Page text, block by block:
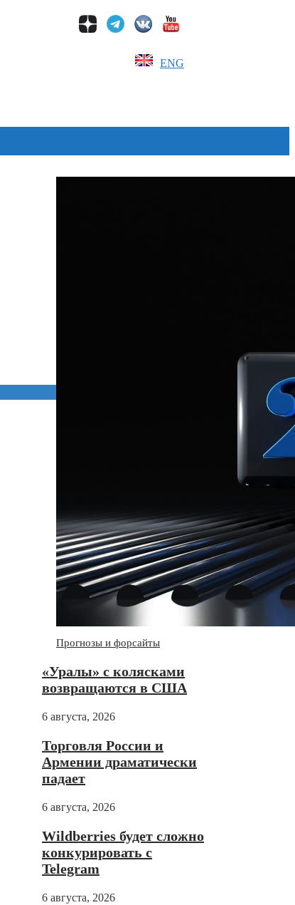
ENG
Прогнозы и форсайты
«Уралы» с колясками
возвращаются в США
6 августа, 2026
Торговля России и
Армении драматически
падает
6 августа, 2026
Wildberries будет сложно
конкурировать с
Telegram
6 августа, 2026